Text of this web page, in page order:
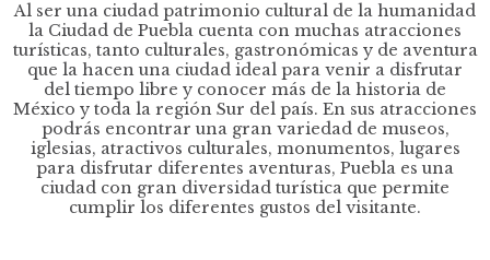
Al ser una ciudad patrimonio cultural de la humanidad
la Ciudad de Puebla cuenta con muchas atracciones
turísticas, tanto culturales, gastronómicas y de aventura
que la hacen una ciudad ideal para venir a disfrutar
del tiempo libre y conocer más de la historia de
México y toda la región Sur del país. En sus atracciones
podrás encontrar una gran variedad de museos,
iglesias, atractivos culturales, monumentos, lugares
para disfrutar diferentes aventuras, Puebla es una
ciudad con gran diversidad turística que permite
cumplir los diferentes gustos del visitante.